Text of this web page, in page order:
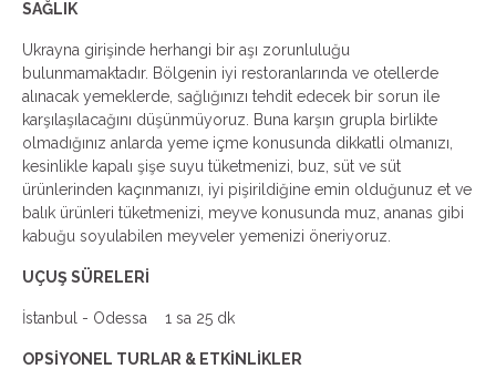
SAĞLIK
Ukrayna girişinde herhangi bir aşı zorunluluğu
bulunmamaktadır. Bölgenin iyi restoranlarında ve otellerde
alınacak yemeklerde, sağlığınızı tehdit edecek bir sorun ile
karşılaşılacağını düşünmüyoruz. Buna karşın grupla birlikte
olmadığınız anlarda yeme içme konusunda dikkatli olmanızı,
kesinlikle kapalı şişe suyu tüketmenizi, buz, süt ve süt
ürünlerinden kaçınmanızı, iyi pişirildiğine emin olduğunuz et ve
balık ürünleri tüketmenizi, meyve konusunda muz, ananas gibi
kabuğu soyulabilen meyveler yemenizi öneriyoruz.
UÇUŞ SÜRELERİ
İstanbul - Odessa 1 sa 25 dk
OPSİYONEL TURLAR & ETKİNLİKLER